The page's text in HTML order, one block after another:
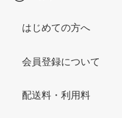
はじめての方へ
会員登録について
配送料・利用料